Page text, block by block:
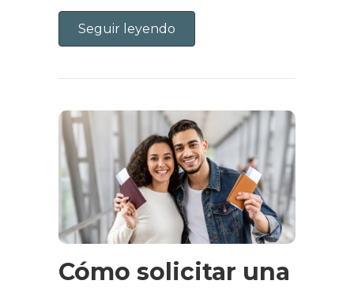
Seguir leyendo
Cómo solicitar una